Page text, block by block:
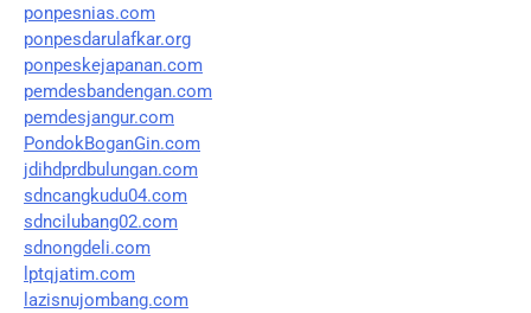
ponpesnias.com
ponpesdarulafkar.org
ponpeskejapanan.com
pemdesbandengan.com
pemdesjangur.com
PondokBoganGin.com
jdihdprdbulungan.com
sdncangkudu04.com
sdncilubang02.com
sdnongdeli.com
lptqjatim.com
lazisnujombang.com